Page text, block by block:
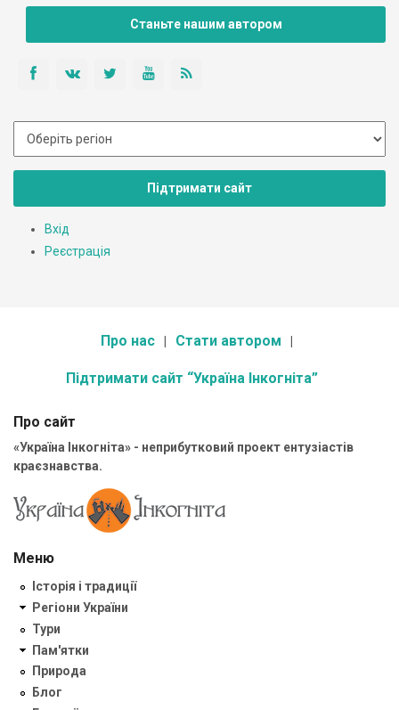
Станьте нашим автором
Підтримати сайт
Вхід
Реєстрація
Про нас Стати автором
Підтримати сайт “Україна Інкогніта”
Про сайт
«Україна Інкогніта» - неприбутковий проект ентузіастів
краєзнавства.
Меню
Історія і традиції
Регіони України
Тури
Пам'ятки
Природа
Блог